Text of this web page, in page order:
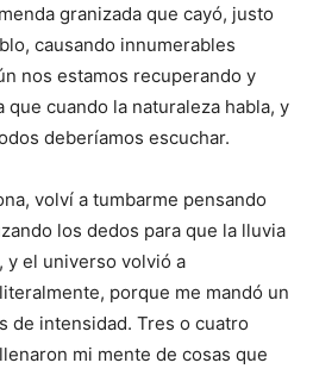
granizada que cayó, justo
causando innumerables
nos estamos recuperando y
cuando la naturaleza habla, y
deberíamos escuchar.
volví a tumbarme pensando
los dedos para que la lluvia
y el universo volvió a
porque me mandó un
de intensidad. Tres o cuatro
mi mente de cosas que